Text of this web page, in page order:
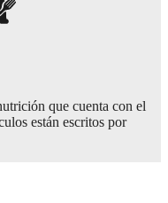
que cuenta con el
están escritos por